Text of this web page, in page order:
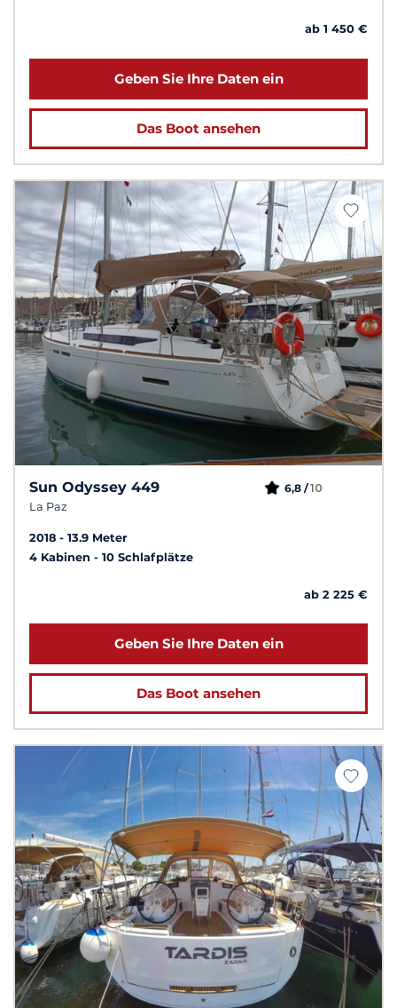
ab 1 450 €
Geben Sie Ihre Daten ein
Das Boot ansehen
Sun Odyssey 449
La Paz
6,8 /10
2018
13.9 Meter
4 Kabinen
10 Schlafplätze
ab 2 225 €
Geben Sie Ihre Daten ein
Das Boot ansehen